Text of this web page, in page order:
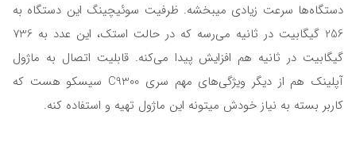
دستگاه‌ها سرعت زیادی میبخشه. ظرفیت سوئیچینگ این دستگاه به
256 گیگابیت در ثانیه می‌رسه که در حالت استک، این عدد به 736
گیگابیت در ثانیه هم افزایش پیدا می‌کنه. قابلیت اتصال به ماژول
آپلینک هم از دیگر ویژگی‌های مهم سری C9300 سیسکو هست که
کاربر بسته به نیاز خودش میتونه این ماژول تهیه و استفاده کنه.